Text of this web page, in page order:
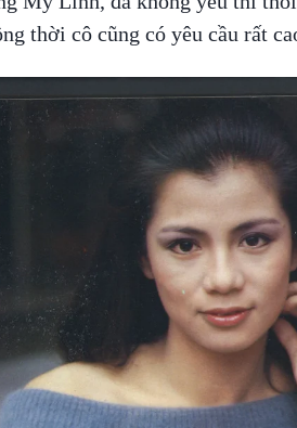
thời cô cũng có yêu cầu rất